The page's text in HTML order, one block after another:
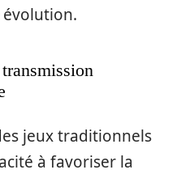
jeux traditionnels
à favoriser la